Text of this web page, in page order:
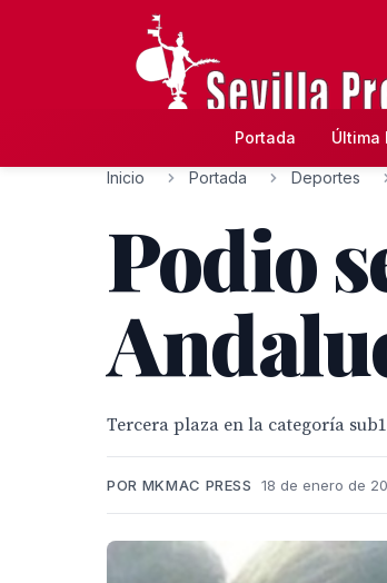
Portada Última
Inicio Portada Deportes
Podio
Tercera plaza en la categoría
POR MKMAC PRESS 18 de enero de